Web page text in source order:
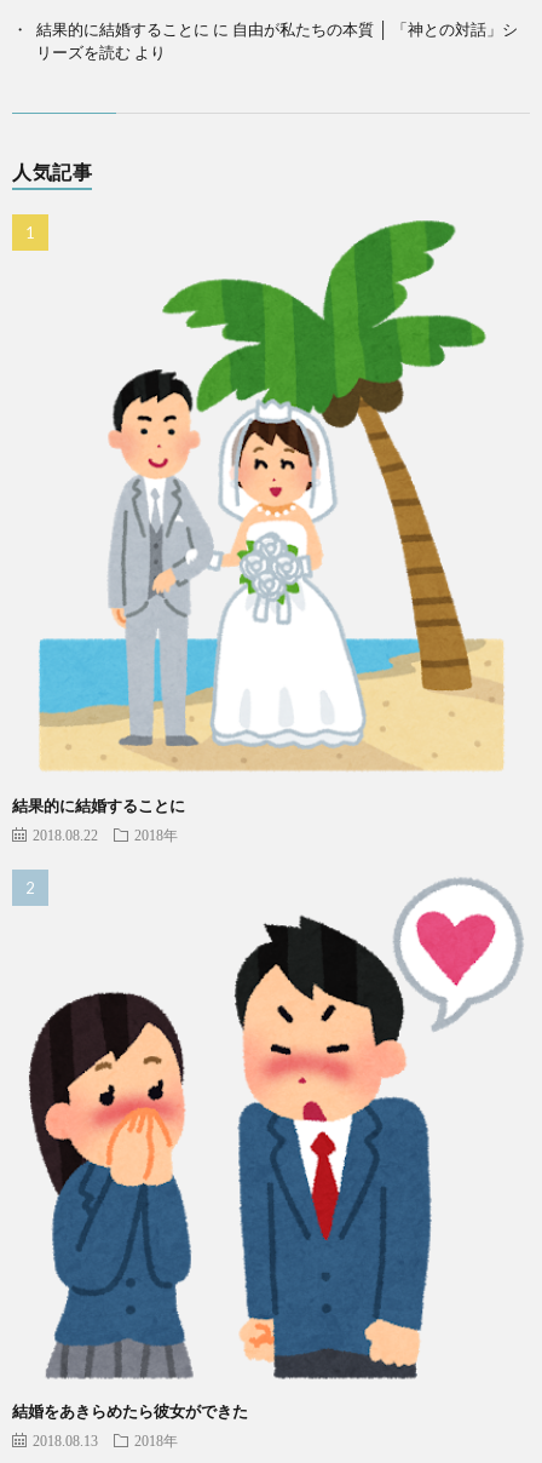
結果的に結婚することに に 自由が私たちの本質 │ 「神との対話」シ
リーズを読む より
人気記事
結果的に結婚することに
2018.08.22 2018年
結婚をあきらめたら彼女ができた
2018.08.13 2018年